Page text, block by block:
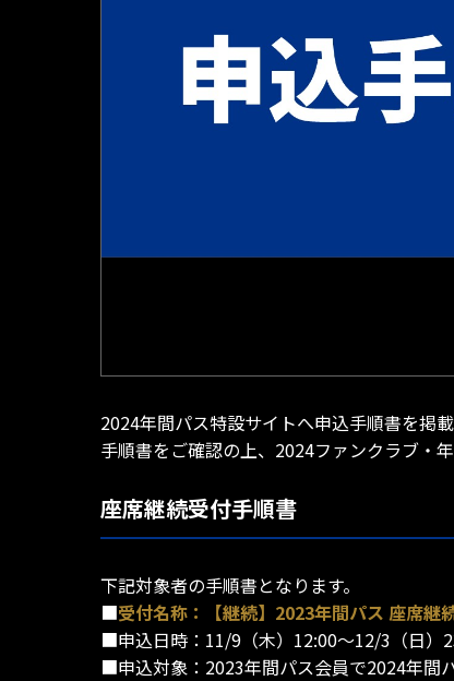
2024年間パス特設サイトへ申込手順書を掲載
手順書をご確認の上、2024ファンクラブ・
座席継続受付手順書
下記対象者の手順書となります。
■受付名称：【継続】2023年間パス 座席継
■申込日時：11/9（木）12:00～12/3（日）
■申込対象：2023年間パス会員で2024年間